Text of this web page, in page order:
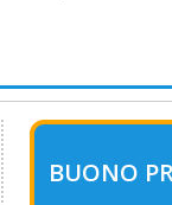
BUONO